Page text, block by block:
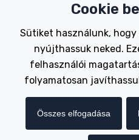
Register Your Bike
Tutorials
Electric Bikes
Wayfarer
Cookie
Sütiket használunk,
nyújthassuk neked.
felhasználói
folyamatosan
Összes elfogadása